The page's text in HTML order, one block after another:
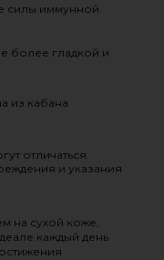
SENSITIVE ON
SENSITIVE ON
SENSITIVE ON
силы иммунной
более гладкой и
из кабана
отличаться.
и указания
на сухой коже,
каждый день